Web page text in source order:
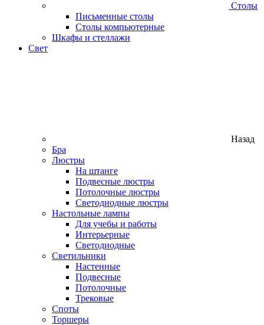
Столы
Письменные столы
Столы компьютерные
Шкафы и стеллажи
Свет
Назад
Бра
Люстры
На штанге
Подвесные люстры
Потолочные люстры
Светодиодные люстры
Настольные лампы
Для учебы и работы
Интерьерные
Светодиодные
Светильники
Настенные
Подвесные
Потолочные
Трековые
Споты
Торшеры